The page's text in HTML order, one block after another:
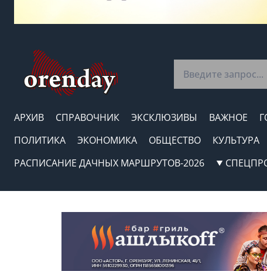
АРХИВ СПРАВОЧНИК ЭКСКЛЮЗИВЫ ВАЖНОЕ
ПОЛИТИКА
ЭКОНОМИКА ОБЩЕСТВО КУЛЬТУРА
РАСПИСАНИЕ ДАЧНЫХ МАРШРУТОВ-2026